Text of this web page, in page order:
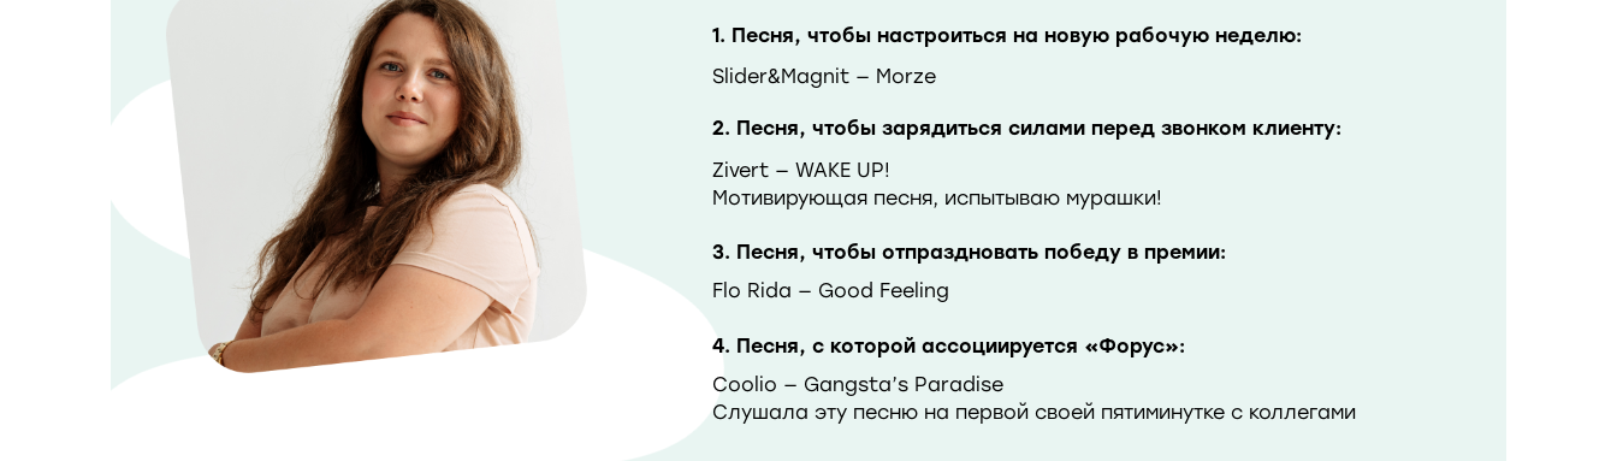
Flo Rida — Good Feeling
3. Песня, чтобы отпраздновать победу в премии:
Coolio — Gangsta’s Paradise
Слушала эту песню на первой своей пятиминутке с коллегами
4. Песня, с которой ассоциируется «Форус»:
Slider&Magnit — Morze
1. Песня, чтобы настроиться на новую рабочую неделю:
Zivert — WAKE UP!
Мотивирующая песня, испытываю мурашки!
2. Песня, чтобы зарядиться силами перед звонком клиенту: